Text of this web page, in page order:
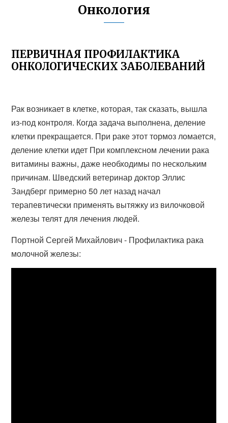
Онкология
ПЕРВИЧНАЯ ПРОФИЛАКТИКА
ОНКОЛОГИЧЕСКИХ ЗАБОЛЕВАНИЙ
Рак возникает в клетке, которая, так сказать, вышла
из-под контроля. Когда задача выполнена, деление
клетки прекращается. При раке этот тормоз ломается,
деление клетки идет При комплексном лечении рака
витамины важны, даже необходимы по нескольким
причинам. Шведский ветеринар доктор Эллис
Зандберг примерно 50 лет назад начал
терапевтически применять вытяжку из вилочковой
железы телят для лечения людей.
Портной Сергей Михайлович - Профилактика рака
молочной железы: